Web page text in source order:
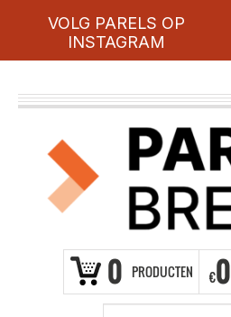
0 PRODUCTEN €0
VOLG PARELS OP
INSTAGRAM